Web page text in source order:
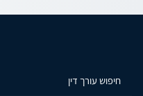
חיפוש עורך דין